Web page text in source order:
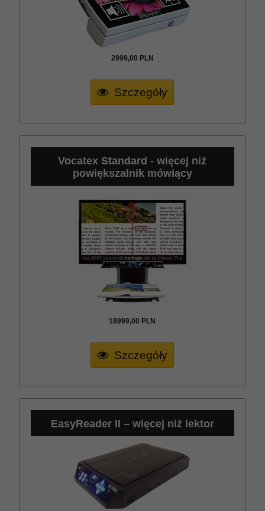
2999,00 PLN
Szczegóły
Vocatex Standard - więcej niż
powiększalnik mówiący
18999,00 PLN
Szczegóły
EasyReader II – więcej niż lektor